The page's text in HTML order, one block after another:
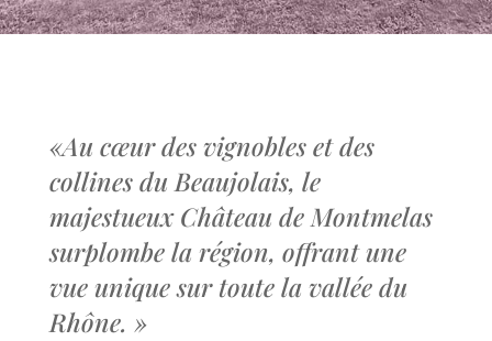
«Au cœur des vignobles et des
collines du Beaujolais, le
majestueux Château de Montmelas
surplombe la région, offrant une
vue unique sur toute la vallée du
Rhône. »